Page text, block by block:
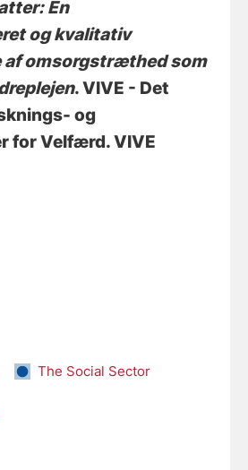
En
og kvalitativ
af omsorgstræthed som
. VIVE - Det
og
for Velfærd. VIVE
The Social Sector